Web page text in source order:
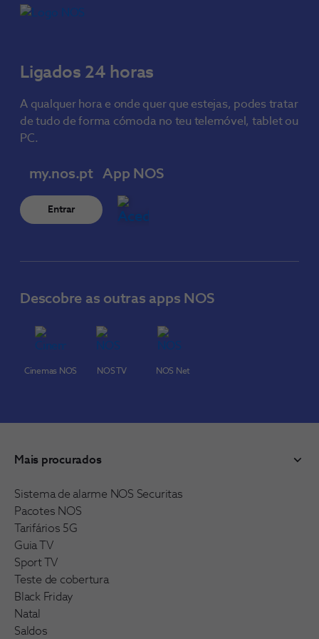
Ligados 24 horas
A qualquer hora e onde quer que estejas, podes tratar
de tudo de forma cómoda no teu telemóvel, tablet ou
PC.
my.nos.pt
Entrar
App NOS
Descobre as outras apps NOS
Cinemas NOS NOS TV NOS Net
Mais procurados
Sistema de alarme NOS Securitas
Pacotes NOS
Tarifários 5G
Guia TV
Sport TV
Teste de cobertura
Black Friday
Natal
Saldos